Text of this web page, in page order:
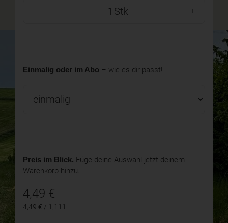
Stk
Einmalig oder im Abo – wie es dir passt!
Preis im Blick. Füge deine Auswahl jetzt deinem
Warenkorb hinzu.
4,49 €
4,49 € / 1,111